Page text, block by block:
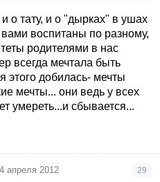
это была моя мечта, а
пирсинг у меня на пупке
ухе три дырки.
о тату, и о "дырках" в ушах
воспитаны по разному,
родителями в нас
всегда мечтала быть
этого добилась- мечты
мечты... они ведь у всех
умереть...и сбывается...
апреля 2012 29